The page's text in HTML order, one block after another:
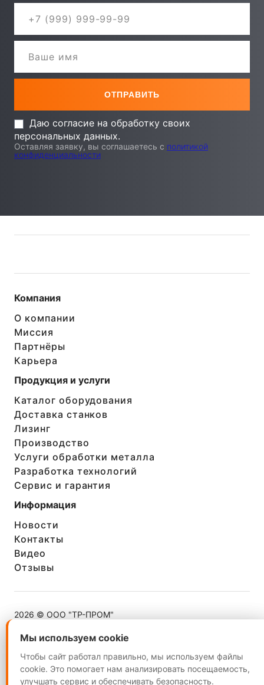
Даю согласие на обработку своих
персональных данных.
Оставляя заявку, вы соглашаетесь с политикой
конфиденциальности
Компания
О компании
Миссия
Партнёры
Карьера
Продукция и услуги
Каталог оборудования
Доставка станков
Лизинг
Производство
Услуги обработки металла
Разработка технологий
Сервис и гарантия
Информация
Новости
Контакты
Видео
Отзывы
2026 © ООО "ТР-ПРОМ"
ИНН 5260402624
Мы используем cookie
Чтобы сайт работал правильно, мы используем файлы
cookie. Это помогает нам анализировать посещаемость,
улучшать сервис и обеспечивать безопасность.
Мы используем cookie
Чтобы сайт работал правильно, мы используем файлы
cookie. Это помогает нам анализировать посещаемость,
улучшать сервис и обеспечивать безопасность.